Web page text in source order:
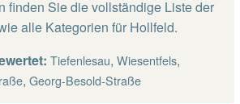
finden Sie die vollständige Liste der
alle Kategorien für Hollfeld.
Tiefenlesau, Wiesentfels,
, Georg-Besold-Straße